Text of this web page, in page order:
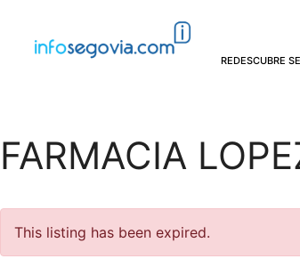
REDESCUBRE
FARMACIA
This listing has been expired.